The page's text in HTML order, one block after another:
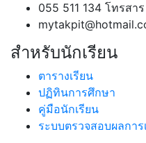
055 511 134 โทรสา
สำหรับนักเรียน
ตารางเรียน
ปฏิทินการศึกษา
คู่มือนักเรียน
ระบบตรวจสอบผลการ